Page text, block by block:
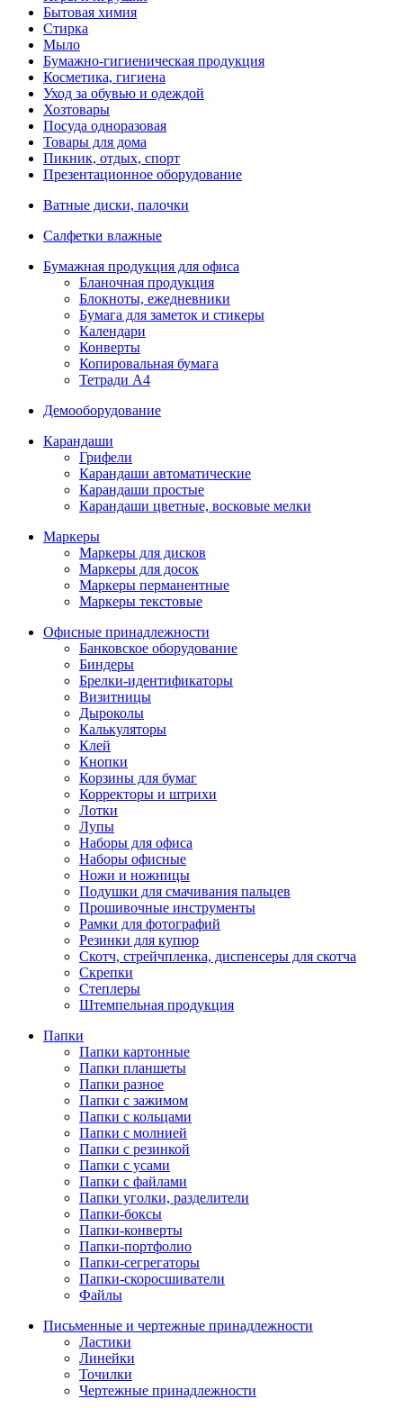
Бытовая химия
Стирка
Мыло
Бумажно-гигиеническая продукция
Косметика, гигиена
Уход за обувью и одеждой
Хозтовары
Посуда одноразовая
Товары для дома
Пикник, отдых, спорт
Презентационное оборудование
Ватные диски, палочки
Салфетки влажные
Бумажная продукция для офиса
Бланочная продукция
Блокноты, ежедневники
Бумага для заметок и стикеры
Календари
Конверты
Копировальная бумага
Тетради А4
Демооборудование
Карандаши
Грифели
Карандаши автоматические
Карандаши простые
Карандаши цветные, восковые мелки
Маркеры
Маркеры для дисков
Маркеры для досок
Маркеры перманентные
Маркеры текстовые
Офисные принадлежности
Банковское оборудование
Биндеры
Брелки-идентификаторы
Визитницы
Дыроколы
Калькуляторы
Клей
Кнопки
Корзины для бумаг
Корректоры и штрихи
Лотки
Лупы
Наборы для офиса
Наборы офисные
Ножи и ножницы
Подушки для смачивания пальцев
Прошивочные инструменты
Рамки для фотографий
Резинки для купюр
Скотч, стрейчпленка, диспенсеры для скотча
Скрепки
Степлеры
Штемпельная продукция
Папки
Папки картонные
Папки планшеты
Папки разное
Папки с зажимом
Папки с кольцами
Папки с молнией
Папки с резинкой
Папки с усами
Папки с файлами
Папки уголки, разделители
Папки-боксы
Папки-конверты
Папки-портфолио
Папки-сегрегаторы
Папки-скоросшиватели
Файлы
Письменные и чертежные принадлежности
Ластики
Линейки
Точилки
Чертежные принадлежности